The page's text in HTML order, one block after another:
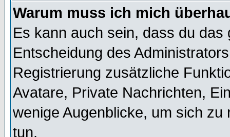
Warum muss ich mich
Es kann auch sein, dass du
Entscheidung des
Registrierung zusätzliche
Avatare, Private Nachrichten,
wenige Augenblicke, um sich
tun.